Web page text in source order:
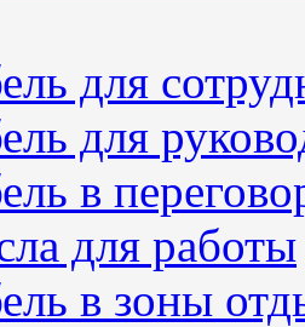
для
для
в
для работы
в зоны